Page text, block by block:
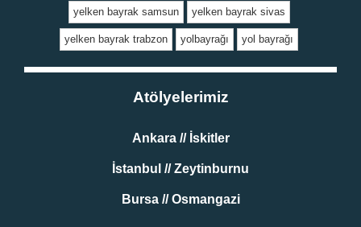
yelken bayrak samsun yelken bayrak sivas
yelken bayrak trabzon yolbayrağı yol bayrağı
Atölyelerimiz
Ankara // İskitler
İstanbul // Zeytinburnu
Bursa // Osmangazi